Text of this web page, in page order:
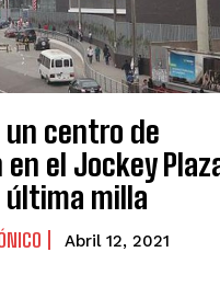
centro de
el Jockey
milla
Abril 12, 2021